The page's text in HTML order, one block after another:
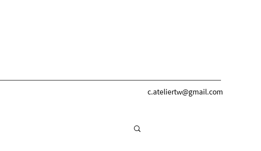
c.ateliertw@gmail.com